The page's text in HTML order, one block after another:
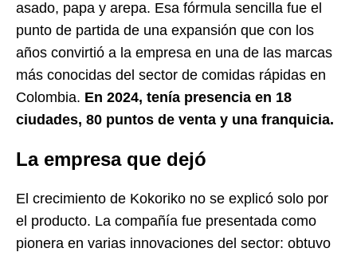
asado, papa y arepa. Esa fórmula sencilla fue el
punto de partida de una expansión que con los
años convirtió a la empresa en una de las marcas
más conocidas del sector de comidas rápidas en
Colombia. En 2024, tenía presencia en 18
ciudades, 80 puntos de venta y una franquicia.
La empresa que dejó
El crecimiento de Kokoriko no se explicó solo por
el producto. La compañía fue presentada como
pionera en varias innovaciones del sector: obtuvo